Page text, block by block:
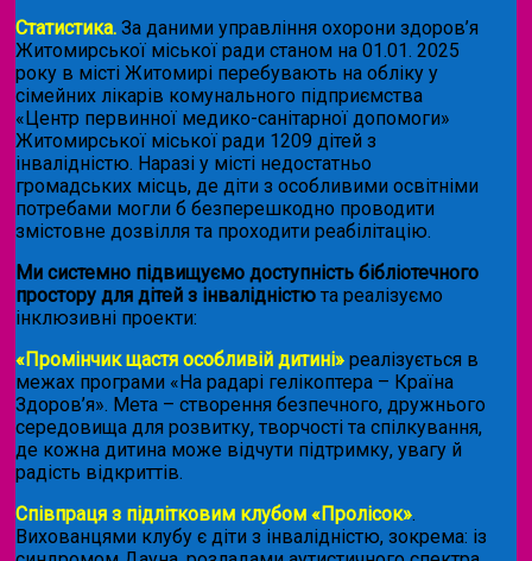
Статистика. За даними управління охорони здоров’я
Житомирської міської ради станом на 01.01. 2025
року в місті Житомирі перебувають на обліку у
сімейних лікарів комунального підприємства
«Центр первинної медико-санітарної допомоги»
Житомирської міської ради 1209 дітей з
інвалідністю. Наразі у місті недостатньо
громадських місць, де діти з особливими освітніми
потребами могли б безперешкодно проводити
змістовне дозвілля та проходити реабілітацію.
Ми системно підвищуємо доступність бібліотечного
простору для дітей з інвалідністю та реалізуємо
інклюзивні проекти:
«Промінчик щастя особливій дитині» реалізується в
межах програми «На радарі гелікоптера – Країна
Здоров’я». Мета – створення безпечного, дружнього
середовища для розвитку, творчості та спілкування,
де кожна дитина може відчути підтримку, увагу й
радість відкриттів.
Співпраця з підлітковим клубом «Пролісок».
Вихованцями клубу є діти з інвалідністю, зокрема: із